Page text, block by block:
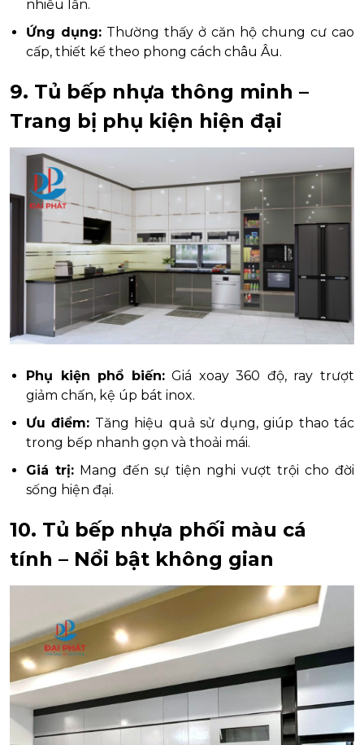
nhiều lần.
Ứng dụng: Thường thấy ở căn hộ chung cư cao
cấp, thiết kế theo phong cách châu Âu.
9. Tủ bếp nhựa thông minh –
Trang bị phụ kiện hiện đại
Phụ kiện phổ biến:Giá xoay 360 độ, ray trượt
giảm chấn, kệ úp bát inox.
Ưu điểm: Tăng hiệu quả sử dụng, giúp thao tác
trong bếp nhanh gọn và thoải mái.
Giá trị: Mang đến sự tiện nghi vượt trội cho đời
sống hiện đại.
10. Tủ bếp nhựa phối màu cá
tính – Nổi bật không gian